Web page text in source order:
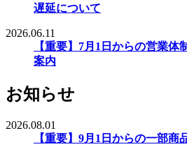
遅延について
2026.06.11
【重要】7月1日からの営業
案内
お知らせ
2026.08.01
【重要】9月1日からの一部商